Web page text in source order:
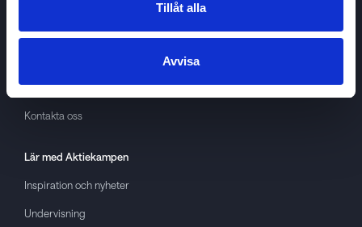
Tillåt alla
Avvisa
About cookies
GDPR
Kontakta oss
Lär med Aktiekampen
Inspiration och nyheter
Undervisning